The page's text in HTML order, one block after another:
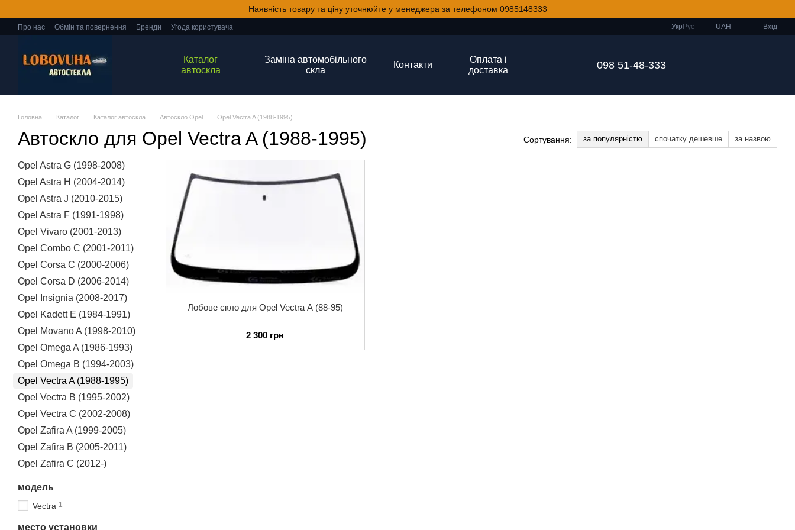
Наявність товару та ціну уточнюйте у менеджера за телефоном 0985148333
Про нас Обмін та повернення Бренди Угода користувача Укр Рус UAH Вхід
Каталог
автоскла
Заміна автомобільного
скла
Контакти
Оплата і
доставка
098 51-48-333
Головна Каталог Каталог автоскла Автоскло Opel Opel Vectra A (1988-1995)
Автоскло для Opel Vectra A (1988-1995) Сортування: за популярністю спочатку дешевше за назвою
Лобове скло для Opel Vectra A (88-95)
2 300 грн
Opel Astra G (1998-2008)
Opel Astra H (2004-2014)
Opel Astra J (2010-2015)
Opel Astra F (1991-1998)
Opel Vivaro (2001-2013)
Opel Combo C (2001-2011)
Opel Corsa C (2000-2006)
Opel Corsa D (2006-2014)
Opel Insignia (2008-2017)
Opel Kadett E (1984-1991)
Opel Movano A (1998-2010)
Opel Omega A (1986-1993)
Opel Omega B (1994-2003)
Opel Vectra A (1988-1995)
Opel Vectra B (1995-2002)
Opel Vectra C (2002-2008)
Opel Zafira A (1999-2005)
Opel Zafira B (2005-2011)
Opel Zafira C (2012-)
модель
Vectra 1
место установки